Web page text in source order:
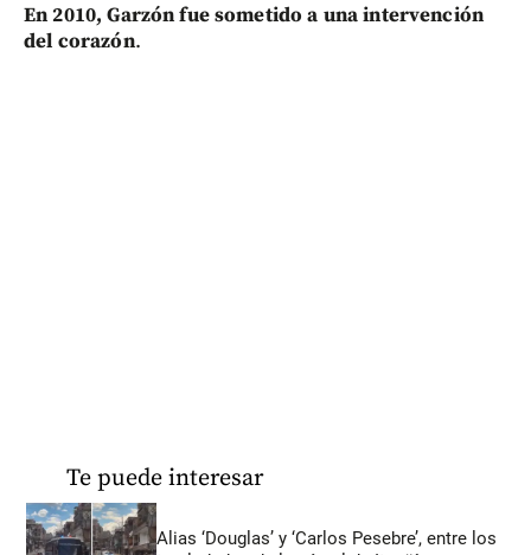
En 2010, Garzón fue sometido a una intervención
del corazón.
Te puede interesar
Alias ‘Douglas’ y ‘Carlos Pesebre’, entre los